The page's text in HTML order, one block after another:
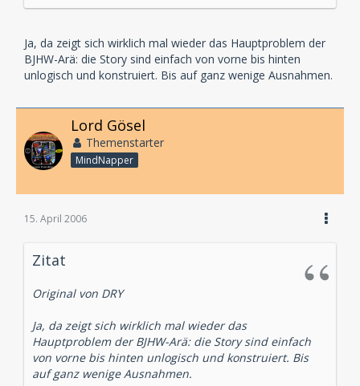
Ja, da zeigt sich wirklich mal wieder das Hauptproblem der
BJHW-Arä: die Story sind einfach von vorne bis hinten
unlogisch und konstruiert. Bis auf ganz wenige Ausnahmen.
Lord Gösel
Themenstarter
MindNapper
15. April 2006
Zitat
Original von DRY
Ja, da zeigt sich wirklich mal wieder das
Hauptproblem der BJHW-Arä: die Story sind einfach
von vorne bis hinten unlogisch und konstruiert. Bis
auf ganz wenige Ausnahmen.